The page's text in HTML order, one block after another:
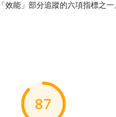
能」 部分追蹤的六項指標之